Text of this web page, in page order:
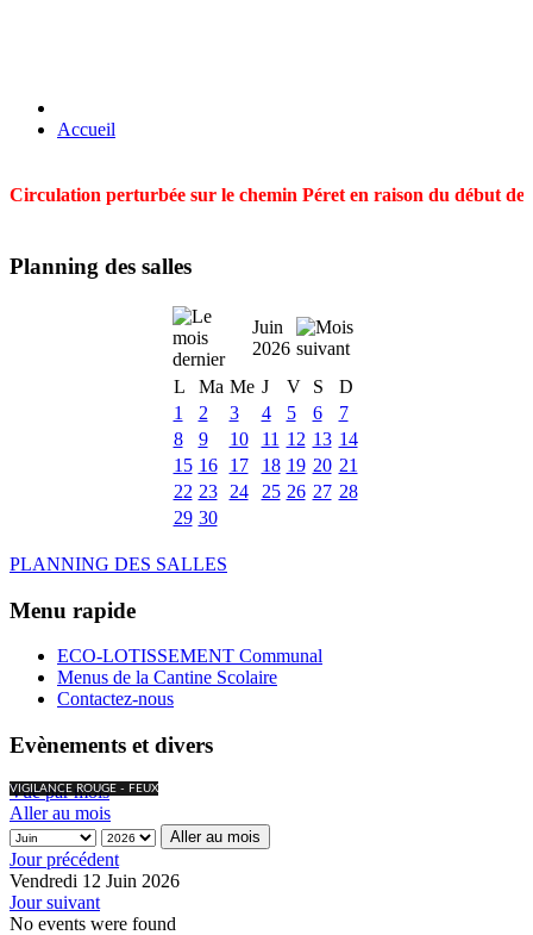
Accueil
Circulation perturbée sur le chemin Péret en raison du début
Planning des salles
Juin
2026
L
Ma Me J V S
D
1
2 3 4 5 6
7
8
9 10 11 12 13 14
15 16 17 18 19 20 21
22 23 24 25 26 27 28
29 30
PLANNING DES SALLES
Menu rapide
ECO-LOTISSEMENT Communal
Menus de la Cantine Scolaire
Contactez-nous
Evènements et divers
VIGILANCE ROUGE - FEUX
Vue par mois
Aller au mois
Aller au mois
Jour précédent
Vendredi 12 Juin 2026
Jour suivant
No events were found